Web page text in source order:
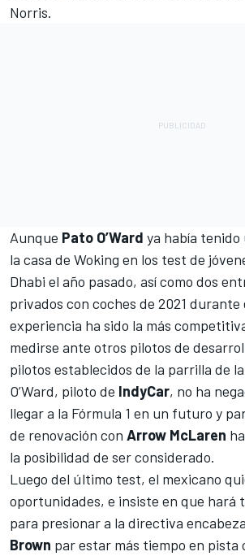
Norris.
Aunque Pato O’Ward ya había
la casa de Woking en los test de
Dhabi el año pasado, así como dos
privados con coches de 2021 durante
experiencia ha sido la más
medirse ante otros pilotos de
pilotos establecidos de la parrilla de la
O’Ward, piloto de IndyCar, no ha
llegar a la Fórmula 1 en un futuro y
de renovación con Arrow McLaren
la posibilidad de ser considerado.
Luego del último test, el mexicano
oportunidades, e insiste en que hará
para presionar a la directiva
Brown par estar más tiempo en pista